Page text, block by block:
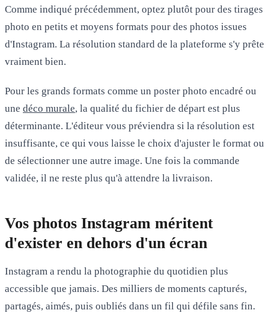
Comme indiqué précédemment, optez plutôt pour des tirages
photo en petits et moyens formats pour des photos issues
d'Instagram. La résolution standard de la plateforme s'y prête
vraiment bien.
Pour les grands formats comme un poster photo encadré ou
une déco murale, la qualité du fichier de départ est plus
déterminante. L'éditeur vous préviendra si la résolution est
insuffisante, ce qui vous laisse le choix d'ajuster le format ou
de sélectionner une autre image. Une fois la commande
validée, il ne reste plus qu'à attendre la livraison.
Vos photos Instagram méritent
d'exister en dehors d'un écran
Instagram a rendu la photographie du quotidien plus
accessible que jamais. Des milliers de moments capturés,
partagés, aimés, puis oubliés dans un fil qui défile sans fin.